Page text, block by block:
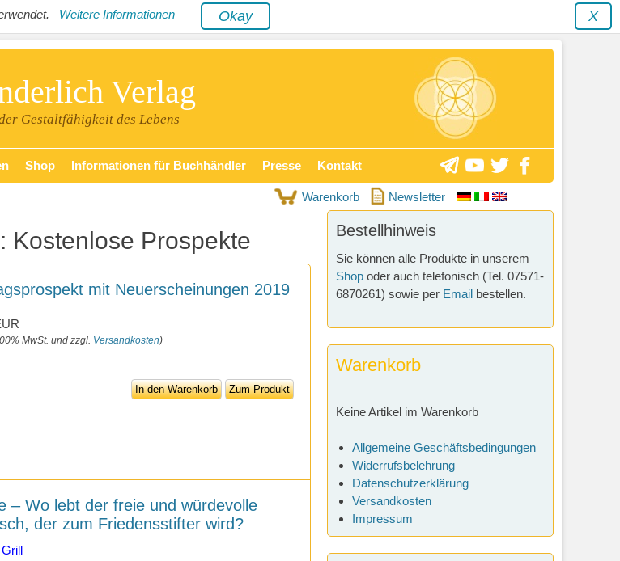
Weitere Informationen X
Okay
Verlag
Gestaltfähigkeit des Lebens
Shop Informationen für Buchhändler Presse Kontakt
Warenkorb Newsletter
Kostenlose Prospekte
mit Neuerscheinungen 2019
MwSt. und zzgl. Versandkosten)
In den Warenkorb Zum Produkt
– Wo lebt der freie und würdevolle
der zum Friedensstifter wird?
Bestellhinweis
Sie können alle Produkte in unserem
Shop oder auch telefonisch (Tel. 07571-
6870261) sowie per Email bestellen.
Warenkorb
Keine Artikel im Warenkorb
Allgemeine Geschäftsbedingungen
Widerrufsbelehrung
Datenschutzerklärung
Versandkosten
Impressum